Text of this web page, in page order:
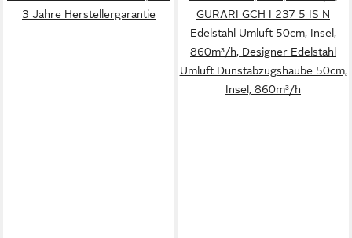
3 Jahre Herstellergarantie
GURARI GCH I 237 5 IS N
Edelstahl Umluft 50cm, Insel,
860m³/h, Designer Edelstahl
Umluft Dunstabzugshaube 50cm,
Insel, 860m³/h